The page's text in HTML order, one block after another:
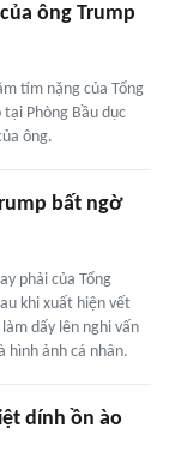
ông Trump
tím nặng của Tổng
Phòng Bầu dục
ông.
bất ngờ
phải của Tổng
khi xuất hiện vết
dấy lên nghi vấn
hình ảnh cá nhân.
dính ồn ào